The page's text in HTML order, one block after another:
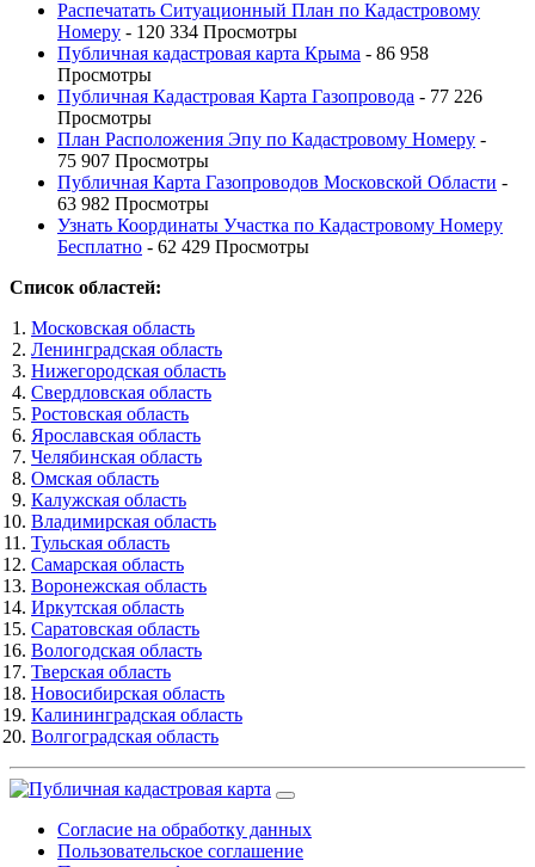
Распечатать Ситуационный План по Кадастровому
Номеру - 120 334 Просмотры
Публичная кадастровая карта Крыма - 86 958
Просмотры
Публичная Кадастровая Карта Газопровода - 77 226
Просмотры
План Расположения Эпу по Кадастровому Номеру -
75 907 Просмотры
Публичная Карта Газопроводов Московской Области -
63 982 Просмотры
Узнать Координаты Участка по Кадастровому Номеру
Бесплатно - 62 429 Просмотры
Список областей:
Московская область
Ленинградская область
Нижегородская область
Свердловская область
Ростовская область
Ярославская область
Челябинская область
Омская область
Калужская область
Владимирская область
Тульская область
Самарская область
Воронежская область
Иркутская область
Саратовская область
Вологодская область
Тверская область
Новосибирская область
Калининградская область
Волгоградская область
Согласие на обработку данных
Пользовательское соглашение